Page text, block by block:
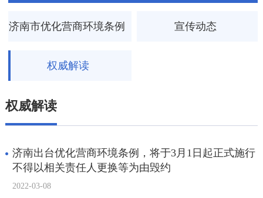
济南市优化营商环境条例 宣传动态
权威解读
权威解读
济南出台优化营商环境条例，将于3月1日起正式施行
不得以相关责任人更换等为由毁约
2022-03-08